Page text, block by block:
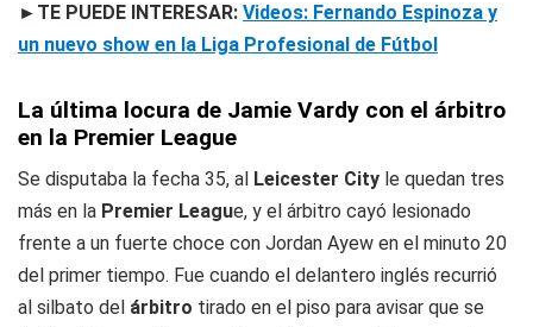
►TE PUEDE INTERESAR: Videos: Fernando Espinoza y
un nuevo show en la Liga Profesional de Fútbol
La última locura de Jamie Vardy con el árbitro
en la Premier League
Se disputaba la fecha 35, al Leicester City le quedan tres
más en la Premier League, y el árbitro cayó lesionado
frente a un fuerte choce con Jordan Ayew en el minuto 20
del primer tiempo. Fue cuando el delantero inglés recurrió
al silbato del árbitro tirado en el piso para avisar que se